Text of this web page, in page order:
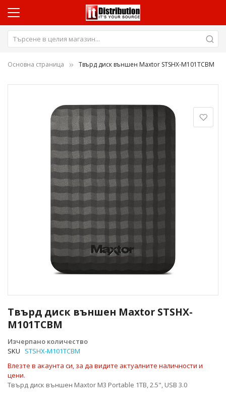
Основна страница Твърд диск външен Maxtor STSHX-M101TCBM
Твърд диск външен Maxtor STSHX-
M101TCBM
Изчерпано количество
SKU
STSHX-M101TCBM
Влезте в акаунта си, за да видите актуалните наличности и
цени.
Твърд диск външен Maxtor M3 Portable 1TB, 2.5", USB 3.0
изображенията
към
началото
на
галерия
със